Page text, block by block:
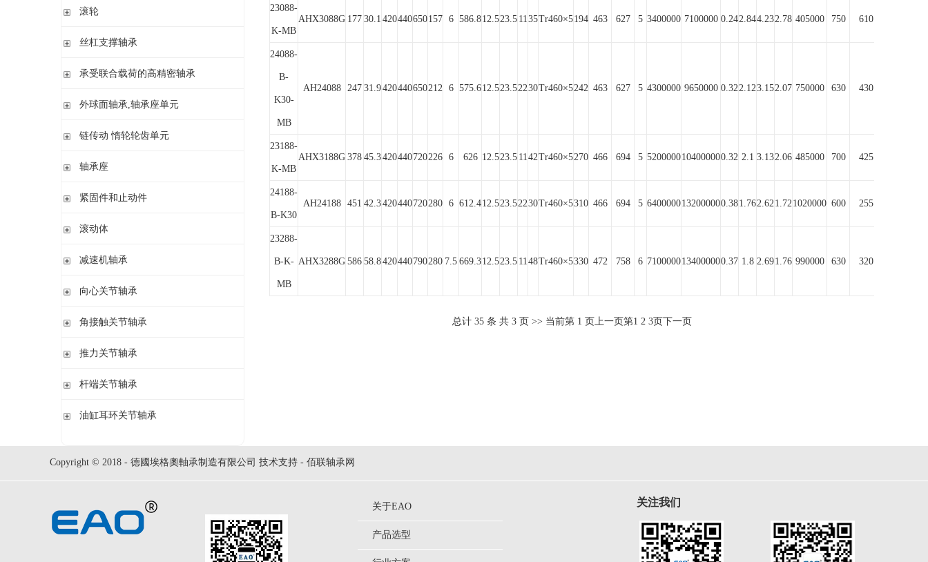
交叉滚子轴承
滚轮
支承型滚轮
球轴承滚轮
丝杠支撑轴承
推力角接触球轴承
密封组件 精密锁紧螺母
承受联合载荷的高精密轴承
推力/向心轴承
外球面轴承,轴承座单元
外球面轴承
链传动 惰轮轮齿单元
链传动 惰轮轮齿单元
轴承座
立式轴承座SNV,剖分用于带紧定套的圆锥孔轴承
立式轴承座S30,剖分适用于带紧定套的圆锥孔调心滚子轴承
立式轴承座LOE,剖分用于圆柱孔调心滚子轴承
立式轴承座LOE,剖分适用于带紧定套的圆锥孔调心滚子轴承
立式轴承座BND,非剖分适用于调心滚子轴承
带法兰的轴承座F5,非剖分用于带紧定套的圆锥孔轴承
紧固件和止动件
紧定套
锁紧螺母
止动垫圈
止动卡板
滚动体
钢球
减速机轴承
无外圈满装圆柱滚子轴承 RSL系列
外球面满滚子轴承 SL05,SL06 系列
双列满装圆柱滚子轴承 SL1849系列
单列满装圆柱滚子轴承 SL1830 系列
向心关节轴承
向心关节轴承
角接触关节轴承
角接触关节轴承
推力关节轴承
推力关节轴承
杆端关节轴承
杆端关节轴承
油缸耳环关节轴承
23088-
K-MB
AHX3088G 177 30.1 420440650157 6 586.812.523.5 1135Tr460×5194 463 627 5 3400000 7100000 0.242.844.232.78 405000 750 610
24088-
B-
K30-
MB
AH24088 247 31.9420440650212 6 575.612.523.52230Tr460×5242 463 627 5 4300000 9650000 0.322.123.152.07 750000 630 430
23188-
K-MB
AHX3188G 378 45.3420440720226 6 626 12.523.5 1142Tr460×5270 466 694 5 5200000104000000.32 2.1 3.132.06 485000 700 425
24188-
B-K30
AH24188 451 42.3420440720280 6 612.412.523.52230Tr460×5310 466 694 5 6400000132000000.381.762.621.721020000 600 255
23288-
B-K-
MB
AHX3288G 586 58.8420440790280 7.5 669.312.523.5 1148Tr460×5330 472 758 6 7100000134000000.37 1.8 2.691.76 990000 630 320
总计 35条 共 3页 >> 当前第 1 页上一页第1 2 3页下一页
Copyright © 2018 - 德國埃格奧軸承制造有限公司 技术支持 - 佰联轴承网
关于EAO
产品选型
关注我们